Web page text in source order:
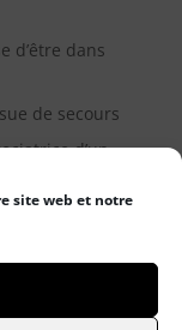
site web et notre
d’être dans
de secours
d’un